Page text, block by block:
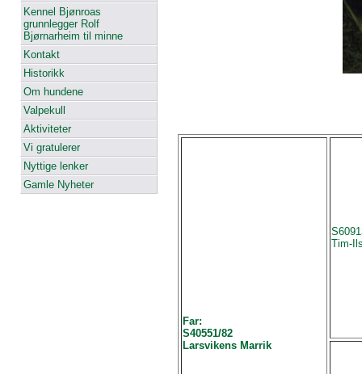
Kennel Bjønroas
grunnlegger Rolf
Bjørnarheim til minne
Kontakt
Historikk
Om hundene
Valpekull
Aktiviteter
Vi gratulerer
Nyttige lenker
Gamle Nyheter
Far:
S40551/82
Larsvikens Marrik
Tim-